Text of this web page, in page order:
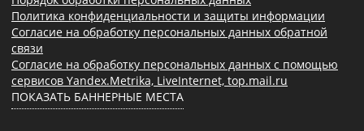
Политика конфиденциальности и защиты информации
Согласие на обработку персональных данных обратной
связи
Согласие на обработку персональных данных с помощью
сервисов Yandex.Metrika, LiveInternet, top.mail.ru
ПОКАЗАТЬ БАННЕРНЫЕ МЕСТА